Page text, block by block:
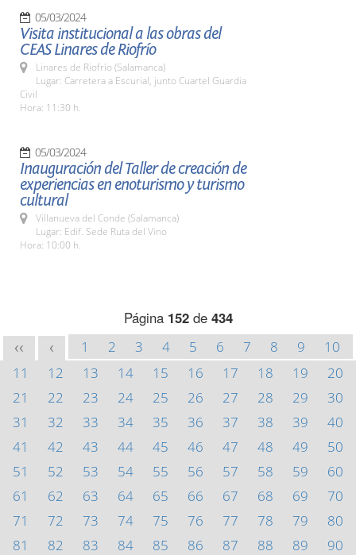
05/03/2024
Visita institucional a las obras del
CEAS Linares de Riofrío
Linares de Riofrío (Salamanca)
Lugar: Carretera a Escurial, junto Cuartel Guardia
Civil
Hora: 11:30 h.
05/03/2024
Inauguración del Taller de creación de
experiencias en enoturismo y turismo
cultural
Villanueva del Conde (Salamanca)
Lugar: Edif. Sede Ruta del Vino
Hora: 10:00 h.
Página 152de 434
<< < 1 2 3 4 5 6 7 8 9
10
11
12 13 14 15 16 17 18 19
20
21
22 23 24 25 26 27 28 29
30
31
32 33 34 35 36 37 38 39
40
41
42 43 44 45 46 47 48 49
50
51
52 53 54 55 56 57 58 59
60
61
62 63 64 65 66 67 68 69
70
71
72 73 74 75 76 77 78 79
80
81
82 83 84 85 86 87 88 89
90